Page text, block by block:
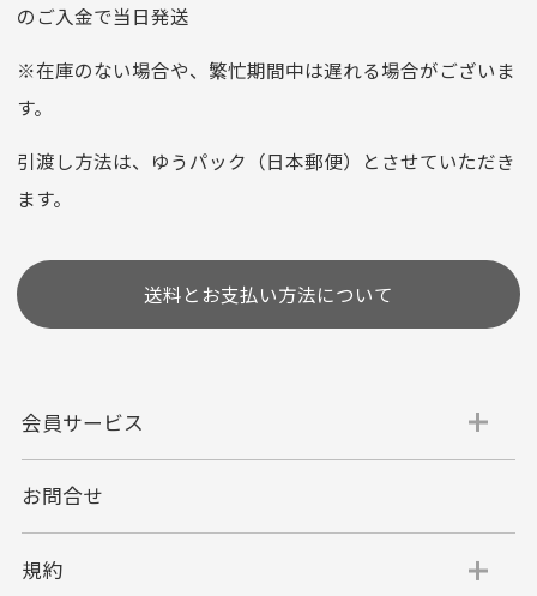
クレジットカード
選びいただけない場合がございます。
代金引換
代引手数料一律400円
のご入金で当日発送
※在庫のない場合や、繁忙期間中は遅れる場合がございま
す。
引渡し方法は、ゆうパック（日本郵便）とさせていただき
ます。
送料とお支払い方法について
会員サービス
お問合せ
規約